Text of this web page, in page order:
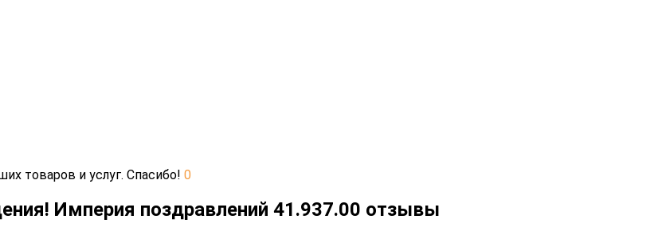
товаров и услуг. Спасибо! 0
Империя поздравлений 41.937.00 отзывы